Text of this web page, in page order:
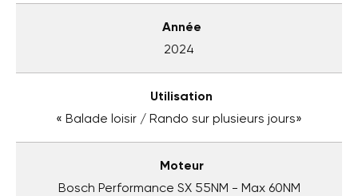
Année
2024
Utilisation
« Balade loisir / Rando sur plusieurs jours»
Moteur
Bosch Performance SX 55NM - Max 60NM